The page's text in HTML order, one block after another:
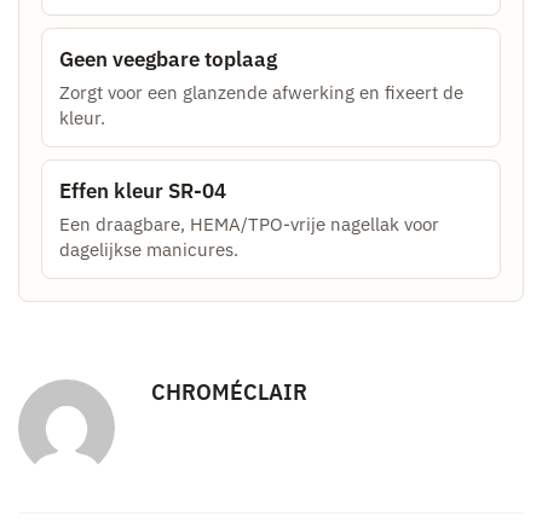
Geen veegbare toplaag
Zorgt voor een glanzende afwerking en fixeert de
kleur.
Effen kleur SR-04
Een draagbare, HEMA/TPO-vrije nagellak voor
dagelijkse manicures.
CHROMÉCLAIR